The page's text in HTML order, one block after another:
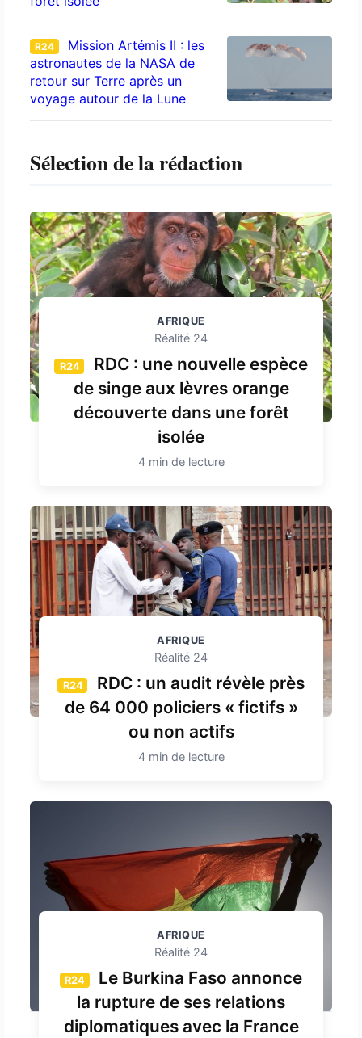
R24
Mission Artémis II : les
astronautes de la NASA de
retour sur Terre après un
voyage autour de la Lune
Sélection de la rédaction
AFRIQUE
Réalité 24
R24
RDC : une nouvelle espèce
de singe aux lèvres orange
découverte dans une forêt
isolée
4 min de lecture
AFRIQUE
Réalité 24
R24
RDC : un audit révèle près
de 64 000 policiers « fictifs »
ou non actifs
4 min de lecture
AFRIQUE
Réalité 24
R24
Le Burkina Faso annonce
la rupture de ses relations
diplomatiques avec la France